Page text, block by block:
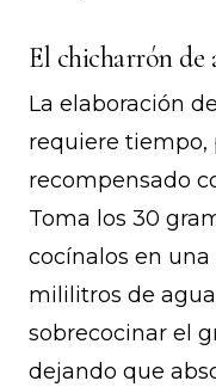
El chicharrón de
La elaboración
requiere tiempo,
recompensado
Toma los 30
cocínalos en una
mililitros de
sobrecocinar el
dejando que